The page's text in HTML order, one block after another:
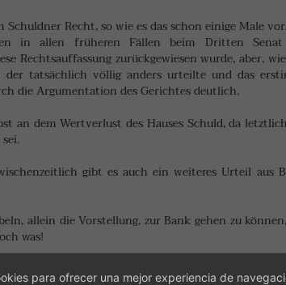
Recht, so wie es das schon einige Male
in allen früheren Fällen beim Dritten
Rechtsauffassung zurückgewiesen wurde, aber,
der tatsächlich völlig anders urteilte und das
die Argumentation des Gerichtes deutlich.
an dem Wertverlust des Hauses Schuld, da
gibt es auch ein weiteres Urteil aus
allein die Vorstellung, zur Bank gehen zu
was!
stand:
para ofrecer una mejor experiencia de